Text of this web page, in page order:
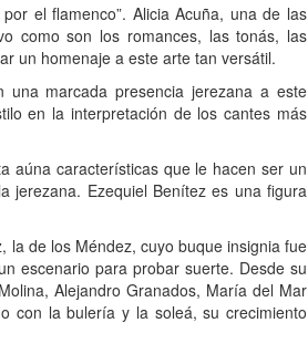
el flamenco”. Alicia Acuña, una de las
como son los romances, las tonás, las
un homenaje a este arte tan versátil.
marcada presencia jerezana a este
en la interpretación de los cantes más
aúna características que le hacen ser un
jerezana. Ezequiel Benítez es una figura
de los Méndez, cuyo buque insignia fue
escenario para probar suerte. Desde su
Alejandro Granados, María del Mar
con la bulería y la soleá, su crecimiento